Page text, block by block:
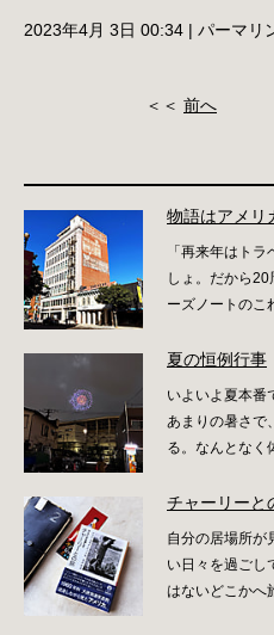
2023年4月 3日 00:34 | パーマリ
＜＜ 前へ
物語はアメリ
「再来年はト
しょ。だから
ーズノートのこ
夏の恒例行事
いよいよ夏本番
あまりの暑さで
る。なんとなく
チャーリーと
自分の居場所が
い日々を過ごし
はないどこかへ